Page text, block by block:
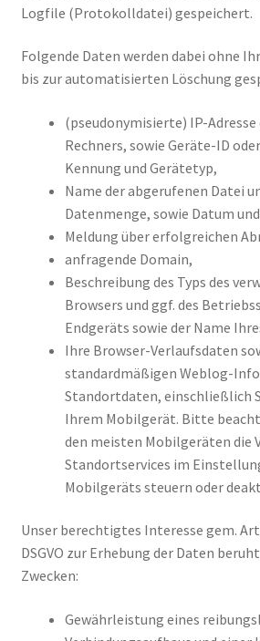
Logfile (Protokolldatei) gespeichert.
Folgende Daten werden dabei ohne
bis zur automatisierten Löschung
(pseudonymisierte) IP-
Rechners, sowie Geräte-ID
Kennung und Gerätetyp,
Name der abgerufenen Datei
Datenmenge, sowie Datum
Meldung über erfolgreichen
anfragende Domain,
Beschreibung des Typs des
Browsers und ggf. des
Endgeräts sowie der Name
Ihre Browser-Verlaufsdaten
standardmäßigen Weblog-
Standortdaten, einschließlich
Ihrem Mobilgerät. Bitte
den meisten Mobilgeräten die
Standortservices im
Mobilgeräts steuern oder
Unser berechtigtes Interesse gem.
DSGVO zur Erhebung der Daten
Zwecken:
Gewährleistung eines